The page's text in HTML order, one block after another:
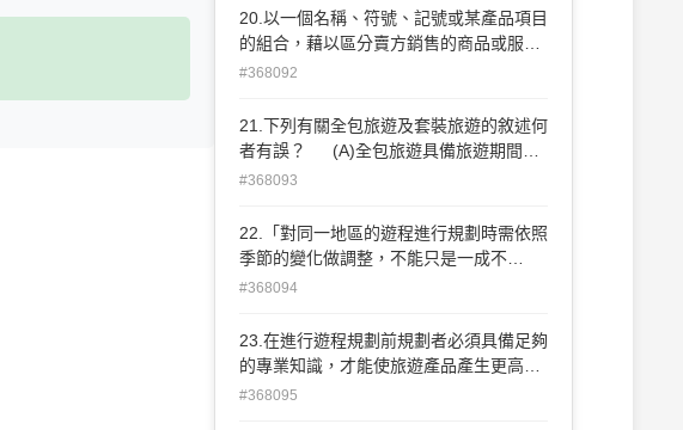
(C)執行此種觀光方式不需考量當地治安及
價值性 (D)執行此種觀光方式通常是在
20.以一個名稱、符號、記號或某產品項目
的組合，藉以區分賣方銷售的商品或服
務，稱 為？ (A)產品特色 (B)產品設
#368092
21.下列有關全包旅遊及套裝旅遊的敘述何
者有誤？ (A)全包旅遊具備旅遊期間所
有相關的服務 (B)部分旅行社為了降低
加的方式計算 (C)套裝旅遊又稱「air
package」 (D)套裝旅遊的行程通常由
#368093
22.「對同一地區的遊程進行規劃時需依照
季節的變化做調整，不能只是一成不
變…」以 上敘述是符合遊程規劃的哪一項
原則 (C)物超所值原則 (D)穩定供給原
則
#368094
23.在進行遊程規劃前規劃者必須具備足夠
的專業知識，才能使旅遊產品產生更高的
價 值，下列哪一項不是遊程規劃時所需要
#368095